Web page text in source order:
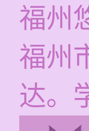
福州
福州
达。